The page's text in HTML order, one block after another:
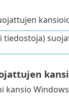
tiedostoja)
kansio